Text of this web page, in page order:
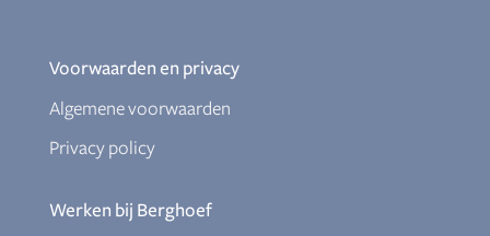
Voorwaarden en privacy
Algemene voorwaarden
Privacy policy
Werken bij Berghoef